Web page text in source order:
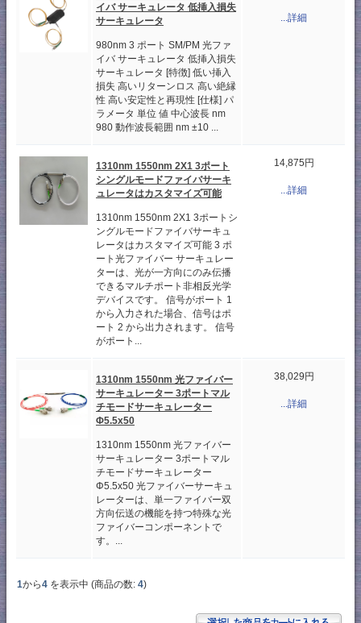
イバ サーキュレータ 低挿入損失
サーキュレータ
980nm 3 ポート SM/PM 光ファ
イバ サーキュレータ 低挿入損失
サーキュレータ [特徴] 低い挿入
損失 高いリターンロス 高い絶縁
性 高い安定性と再現性 [仕様] パ
ラメータ 単位 値 中心波長 nm
980 動作波長範囲 nm ±10 ...
...詳細
1310nm 1550nm 2X1 3ポート
シングルモードファイバサーキ
ュレータはカスタマイズ可能
1310nm 1550nm 2X1 3ポートシ
ングルモードファイバサーキュ
レータはカスタマイズ可能 3 ポ
ート光ファイバー サーキュレー
ターは、光が一方向にのみ伝播
できるマルチポート非相反光学
デバイスです。 信号がポート 1
から入力された場合、信号はポ
ート 2 から出力されます。 信号
がポート...
14,875円
...詳細
1310nm 1550nm 光ファイバー
サーキュレーター 3ポートマル
チモードサーキュレーター
Φ5.5x50
1310nm 1550nm 光ファイバー
サーキュレーター 3ポートマル
チモードサーキュレーター
Φ5.5x50 光ファイバーサーキュ
レーターは、単一ファイバー双
方向伝送の機能を持つ特殊な光
ファイバーコンポーネントで
す。...
38,029円
...詳細
1から4 を表示中 (商品の数: 4)